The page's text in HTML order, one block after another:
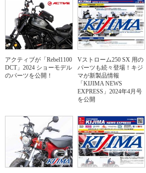
アクティブが「Rebel1100
DCT」2024 ショーモデル
のパーツを公開！
Vストローム250 SX 用の
パーツも続々登場！キジ
マが新製品情報
「KIJIMA NEWS
EXPRESS」2024年4月号
を公開